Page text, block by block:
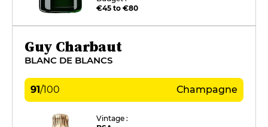
€45 to €80
Guy Charbaut
BLANC DE BLANCS
91/100 Champagne
Vintage :